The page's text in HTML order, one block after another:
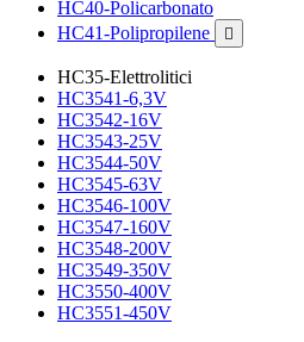
HC40-Policarbonato
HC41-Polipropilene

HC35-Elettrolitici
HC3541-6,3V
HC3542-16V
HC3543-25V
HC3544-50V
HC3545-63V
HC3546-100V
HC3547-160V
HC3548-200V
HC3549-350V
HC3550-400V
HC3551-450V